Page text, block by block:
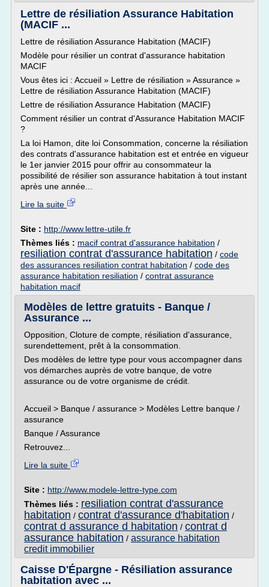
Lettre de résiliation Assurance Habitation
(MACIF ...
Lettre de résiliation Assurance Habitation (MACIF)
Modèle pour résilier un contrat d'assurance habitation
MACIF
Vous êtes ici : Accueil » Lettre de résiliation » Assurance »
Lettre de résiliation Assurance Habitation (MACIF)
Lettre de résiliation Assurance Habitation (MACIF)
Comment résilier un contrat d'Assurance Habitation MACIF
?
La loi Hamon, dite loi Consommation, concerne la résiliation
des contrats d'assurance habitation est et entrée en vigueur
le 1er janvier 2015 pour offrir au consommateur la
possibilité de résilier son assurance habitation à tout instant
après une année...
Lire la suite
Site : http://www.lettre-utile.fr
Thèmes liés : macif contrat d'assurance habitation /
resiliation contrat d'assurance habitation / code
des assurances resiliation contrat habitation / code des
assurance habitation resiliation / contrat assurance
habitation macif
Modèles de lettre gratuits - Banque /
Assurance ...
Opposition, Cloture de compte, résiliation d'assurance,
surendettement, prêt à la consommation.
Des modèles de lettre type pour vous accompagner dans
vos démarches auprès de votre banque, de votre
assurance ou de votre organisme de crédit.
Accueil > Banque / assurance > Modèles Lettre banque /
assurance
Banque / Assurance
Retrouvez...
Lire la suite
Site : http://www.modele-lettre-type.com
Thèmes liés : resiliation contrat d'assurance
habitation / contrat d'assurance d'habitation /
contrat d assurance d habitation / contrat d
assurance habitation / assurance habitation
credit immobilier
Caisse D'Épargne - Résiliation assurance
habitation avec ...